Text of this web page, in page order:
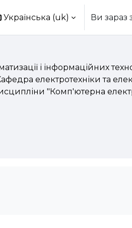
Українська ‎(uk)‎ Ви зараз
і інформаційних
електротехніки та
"Комп'ютерна